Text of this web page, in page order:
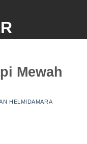
Mewah
HELMIDAMARA